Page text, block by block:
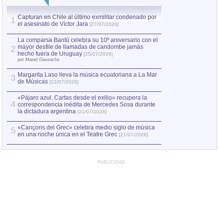
1 Capturan en Chile al último exmilitar condenado por
el asesinato de Víctor Jara [27/07/2026]
2
La comparsa Bantú celebra su 10º aniversario con el
mayor desfile de llamadas de candombe jamás
hecho fuera de Uruguay [25/07/2026]
por Manel Gausachs
3 Margarita Laso lleva la música ecuatoriana a La Mar
de Músicas [22/07/2026]
4
«Pájaro azul. Cartas desde el exilio» recupera la
correspondencia inédita de Mercedes Sosa durante
la dictadura argentina [21/07/2026]
5 «Cançons del Grec» celebra medio siglo de música
en una noche única en el Teatre Grec [21/07/2026]
PUBLICIDAD